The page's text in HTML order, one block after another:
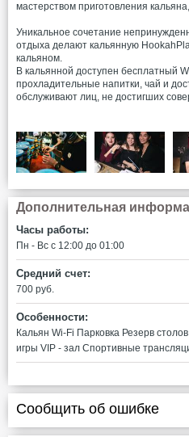
мастерством приготовления
Уникальное сочетание
отдыха делают кальянную
кальяном.
В кальянной доступен бесплатный
прохладительные напитки, чай и
обслуживают лиц, не достигших
Дополнительная
Часы работы:
Пн - Вс c 12:00 до 01:00
Средний счет:
700 руб.
Особенности:
Кальян Wi-Fi Парковка Резерв столов
игры VIP - зал Спортивные
Сообщить об ошибке